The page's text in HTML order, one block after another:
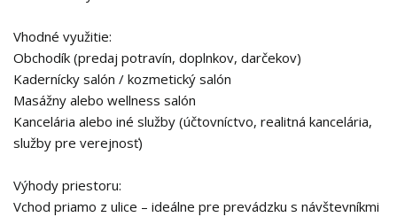
Vhodné využitie:
Obchodík (predaj potravín, doplnkov, darčekov)
Kadernícky salón / kozmetický salón
Masážny alebo wellness salón
Kancelária alebo iné služby (účtovníctvo, realitná kancelária,
služby pre verejnosť)
Výhody priestoru:
Vchod priamo z ulice – ideálne pre prevádzku s návštevníkmi